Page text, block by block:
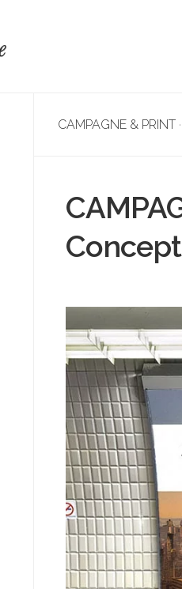
CAMPAGNE & PRINT